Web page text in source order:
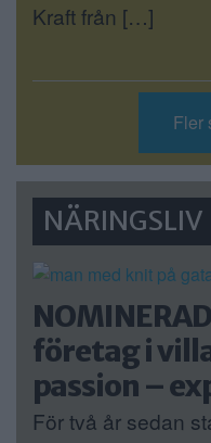
Kraft från […]
Fler
NÄRINGSLIV
företag i
passion –
För två år sedan